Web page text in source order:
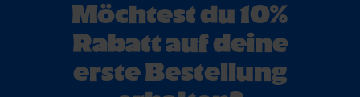
Möchtest du 10%
Rabatt auf deine
erste Bestellung